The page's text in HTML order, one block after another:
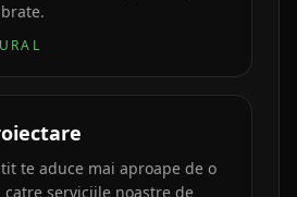
te aduce mai aproape de o
serviciile noastre de